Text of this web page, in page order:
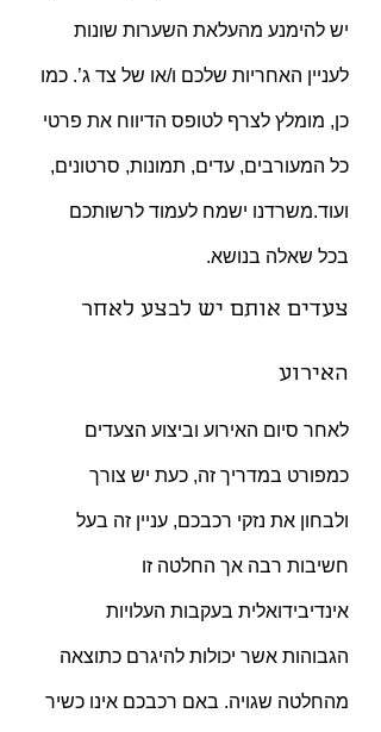
יש להימנע מהעלאת השערות שונות
לעניין האחריות שלכם ו/או של צד ג’. כמו
כן, מומלץ לצרף לטופס הדיווח את פרטי
כל המעורבים, עדים, תמונות, סרטונים,
ועוד.משרדנו ישמח לעמוד לרשותכם
בכל שאלה בנושא.
צעדים אותם יש לבצע לאחר
האירוע
לאחר סיום האירוע וביצוע הצעדים
כמפורט במדריך זה, כעת יש צורך
ולבחון את נזקי רכבכם, עניין זה בעל
חשיבות רבה אך החלטה זו
אינדיבידואלית בעקבות העלויות
הגבוהות אשר יכולות להיגרם כתוצאה
מהחלטה שגויה. באם רכבכם אינו כשיר